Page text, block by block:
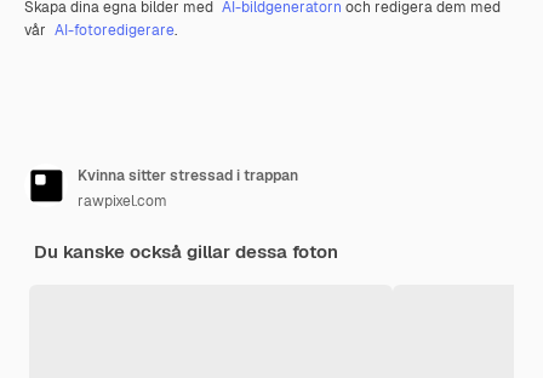
Skapa dina egna bilder med AI-bildgeneratorn och redigera dem med
vår AI-fotoredigerare.
Kvinna sitter stressad i trappan
rawpixel.com
Du kanske också gillar dessa foton